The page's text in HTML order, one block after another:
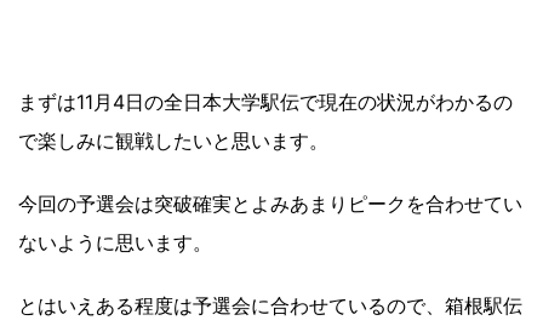
まずは11月4日の全日本大学駅伝で現在の状況がわかるの
で楽しみに観戦したいと思います。
今回の予選会は突破確実とよみあまりピークを合わせてい
ないように思います。
とはいえある程度は予選会に合わせているので、箱根駅伝